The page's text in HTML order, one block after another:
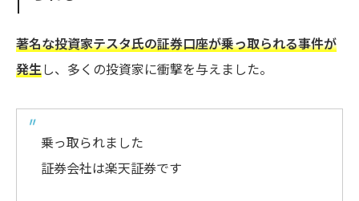
著名な投資家テスタ氏の証券口座が乗っ取られる事件が
発生し、多くの投資家に衝撃を与えました。
乗っ取られました
証券会社は楽天証券です